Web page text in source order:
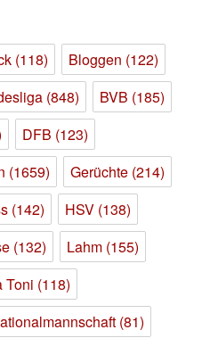
(118) Bloggen (122)
(848) BVB (185)
DFB (123)
(1659) Gerüchte (214)
(142) HSV (138)
(132) Lahm (155)
Toni (118)
(81)